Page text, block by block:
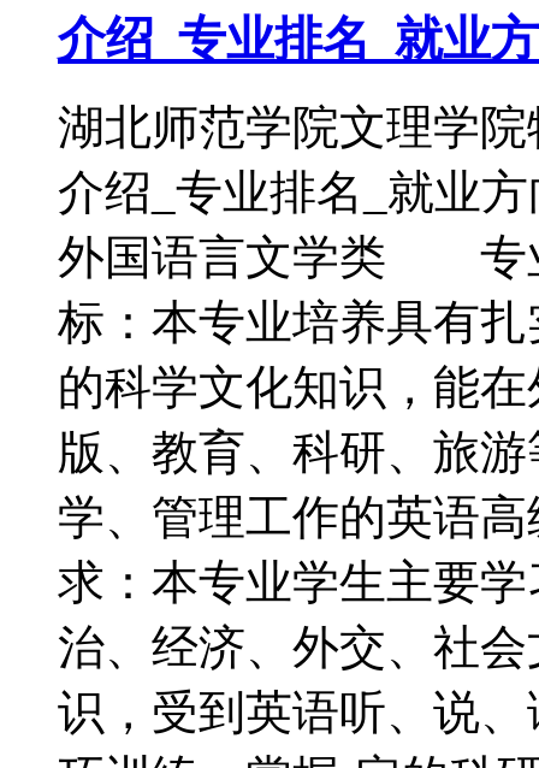
介绍_专业排名_就业
湖北师范学院文理学
介绍_专业排名_就
外国语言文学类 专
标：本专业培养具有
的科学文化知识，能
版、教育、科研、旅
学、管理工作的英语
求：本专业学生主要
治、经济、外交、社
识，受到英语听、说